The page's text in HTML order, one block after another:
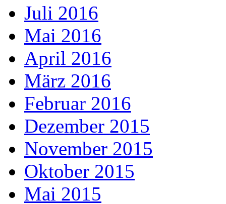
Juli 2016
Mai 2016
April 2016
März 2016
Februar 2016
Dezember 2015
November 2015
Oktober 2015
Mai 2015